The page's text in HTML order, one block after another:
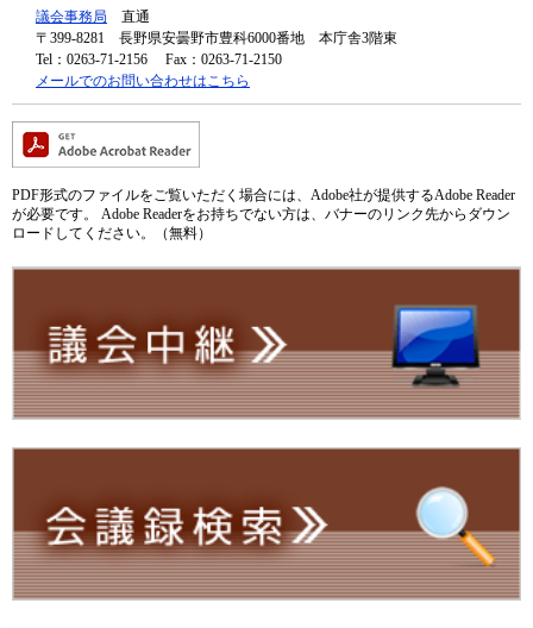
議会事務局
直通
〒399-8281
長野県安曇野市豊科6000番地 本庁舎3階東
Tel：0263-71-2156
Fax：0263-71-2150
メールでのお問い合わせはこちら
PDF形式のファイルをご覧いただく場合には、Adobe社が提供するAdobe Reader
が必要です。
Adobe Readerをお持ちでない方は、バナーのリンク先からダウン
ロードしてください。（無料）